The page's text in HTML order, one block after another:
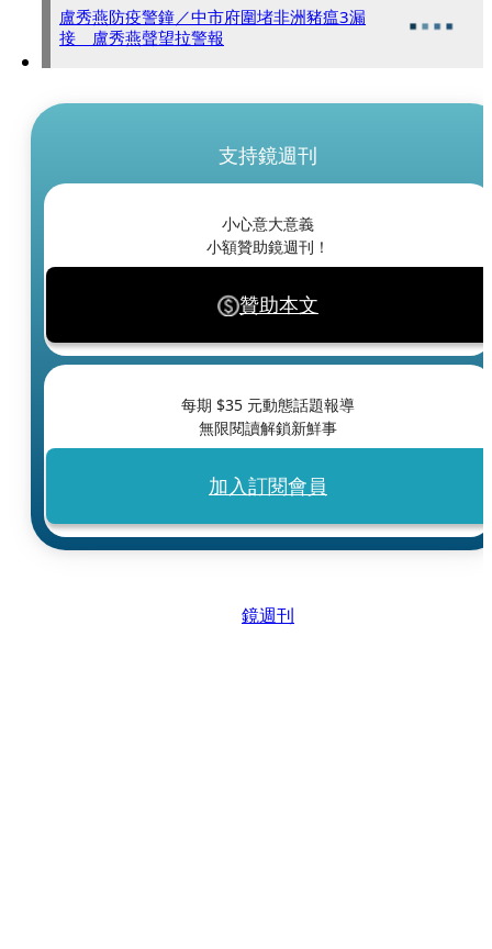
盧秀燕防疫警鐘／中市府圍堵非洲豬瘟3漏
接 盧秀燕聲望拉警報
支持鏡週刊
小心意大意義
小額贊助鏡週刊！
贊助本文
每期 $35 元動態話題報導
無限閱讀解鎖新鮮事
加入訂閱會員
鏡週刊